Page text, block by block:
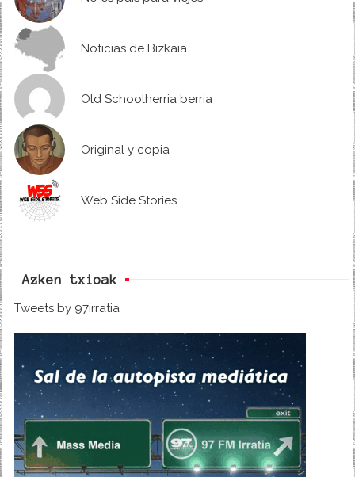
Noticias de Bizkaia
Old Schoolherria berria
Original y copia
Web Side Stories
Azken txioak
Tweets by 97irratia